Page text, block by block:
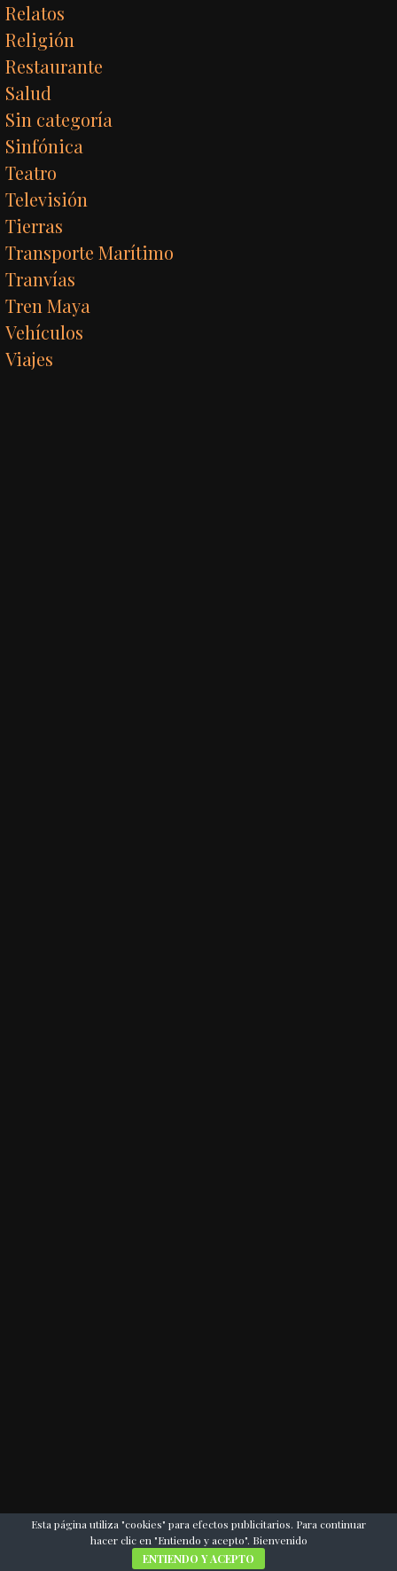
Relatos
Religión
Restaurante
Salud
Sin categoría
Sinfónica
Teatro
Televisión
Tierras
Transporte Marítimo
Tranvías
Tren Maya
Vehículos
Viajes
Esta página utiliza "cookies" para efectos publicitarios. Para continuar
hacer clic en "Entiendo y acepto". Bienvenido
ENTIENDO Y ACEPTO